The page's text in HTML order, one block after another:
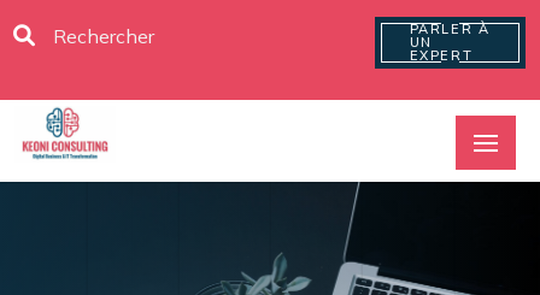
PARLER À
UN
EXPERT